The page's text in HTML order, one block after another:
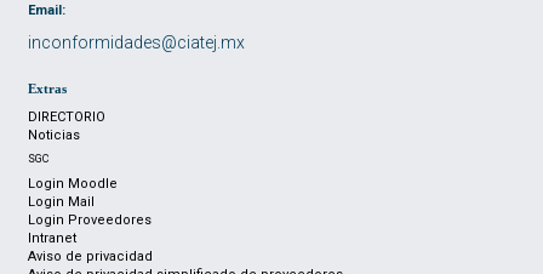
Email:
inconformidades@ciatej.mx
Extras
DIRECTORIO
Noticias
SGC
Login Moodle
Login Mail
Login Proveedores
Intranet
Aviso de privacidad